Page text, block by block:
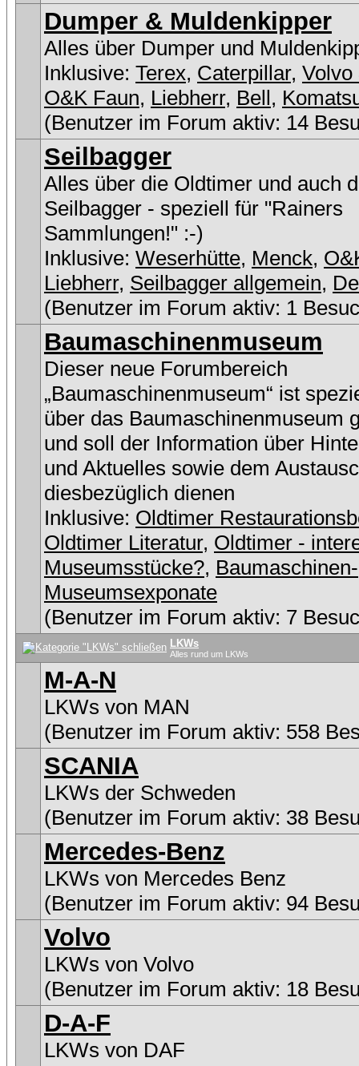
Dumper & Muldenkipper
Alles über Dumper und
Inklusive: Terex, Caterpillar, Volvo
O&K Faun, Liebherr, Bell,
(Benutzer im Forum aktiv: 14
Seilbagger
Alles über die Oldtimer und auch
Seilbagger - speziell für "Rainers
Sammlungen!" :-)
Inklusive: Weserhütte, Menck,
Liebherr, Seilbagger allgemein,
(Benutzer im Forum aktiv: 1
Baumaschinenmuseum
Dieser neue Forumbereich
„Baumaschinenmuseum“ ist
über das Baumaschinenmuseum
und soll der Information über
und Aktuelles sowie dem
diesbezüglich dienen
Inklusive: Oldtimer
Oldtimer Literatur, Oldtimer -
Museumsstücke?, Baumaschinen-
Museumsexponate
(Benutzer im Forum aktiv: 7
LKWs
Alles rund um LKWs
M-A-N
LKWs von MAN
(Benutzer im Forum aktiv: 558
SCANIA
LKWs der Schweden
(Benutzer im Forum aktiv: 38
Mercedes-Benz
LKWs von Mercedes Benz
(Benutzer im Forum aktiv: 94
Volvo
LKWs von Volvo
(Benutzer im Forum aktiv: 18
D-A-F
LKWs von DAF